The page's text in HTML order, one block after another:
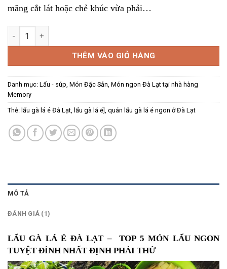
măng cắt lát hoặc chẻ khúc vừa phải…
LẨU GÀ LÁ É ĐÀ LẠT - TOP 5 MÓN LẨU NGON NHẤT số lượng
THÊM VÀO GIỎ HÀNG
Danh mục: Lẩu - súp Món Đặc Sản Món ngon Đà Lạt tại nhà hàng
Memory
Thẻ: lẩu gà lá é Đà Lạt lẩu gà lá é] quán lẩu gà lá é ngon ở Đà Lạt
MÔ TẢ
ĐÁNH GIÁ (1)
LẨU GÀ LÁ É ĐÀ LẠT – TOP 5 MÓN LẨU NGON
TUYỆT ĐỈNH NHẤT ĐỊNH PHẢI THỬ